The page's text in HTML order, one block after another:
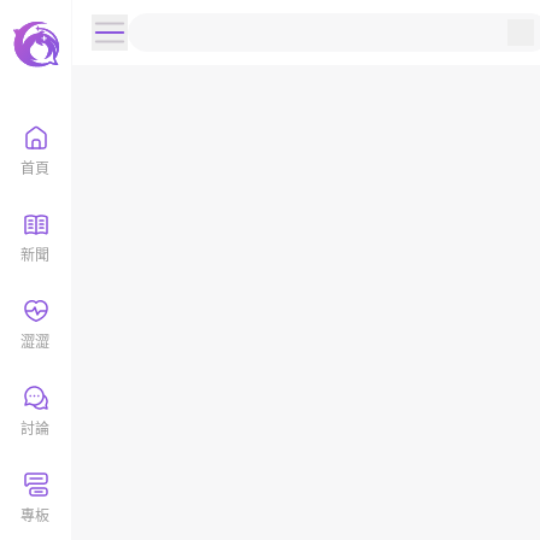
首頁
新聞
澀澀
討論
專板